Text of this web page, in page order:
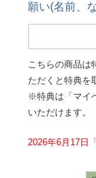
願い(名前、
こちらの商品は
ただくと特典を
※特典は「マイ
いただけます。
2026年6月17日